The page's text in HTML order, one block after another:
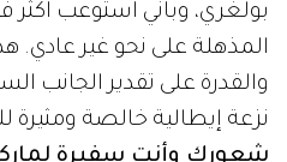
بولغري، وبأني أستوعب أكثر
المذهلة على نحو غير عادي.
والقدرة على تقدير الجانب
نزعة إيطالية خالصة ومثيرة